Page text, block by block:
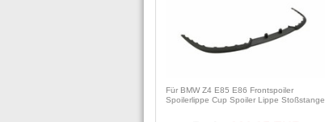
Für BMW Z4 E85 E86 Frontspoiler
Spoilerlippe Cup Spoiler Lippe Stoßstange